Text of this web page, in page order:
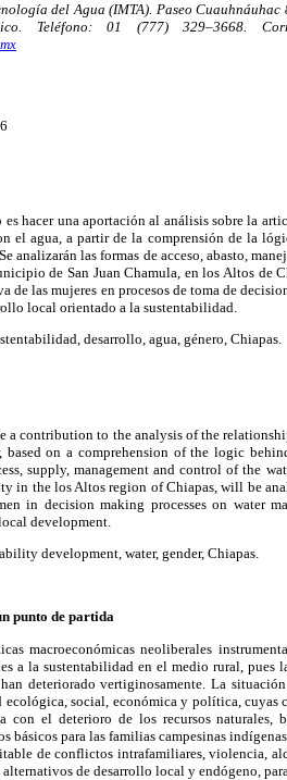
del Agua (IMTA). Paseo Cuauhnáuhac
Teléfono: 01 (777) 329–3668.
hacer una aportación al análisis sobre la
el agua, a partir de la comprensión de la
analizarán las formas de acceso, abasto,
de San Juan Chamula, en los Altos de
de las mujeres en procesos de toma de
local orientado a la sustentabilidad.
desarrollo, agua, género, Chiapas.
a contribution to the analysis of the
on a comprehension of the logic
supply, management and control of the
in the los Altos region of Chiapas, will be
in decision making processes on water
development.
development, water, gender, Chiapas.
punto de partida
macroeconómicas neoliberales
a la sustentabilidad en el medio rural,
deteriorado vertiginosamente. La
social, económica y política, cuyas
con el deterioro de los recursos
básicos para las familias campesinas
de conflictos intrafamiliares, violencia,
de desarrollo local y endógeno,